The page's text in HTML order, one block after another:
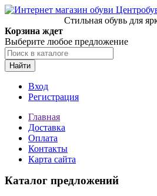
Стильная обувь для
Корзина ждет
Выберите любое предложение
Найти
Вход
Регистрация
Главная
Доставка
Оплата
Контакты
Карта сайта
Каталог предложений